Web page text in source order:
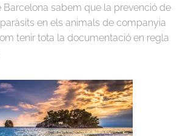
Barcelona sabem que la prevenció de
en els animals de companyia
tenir tota la documentació en regla